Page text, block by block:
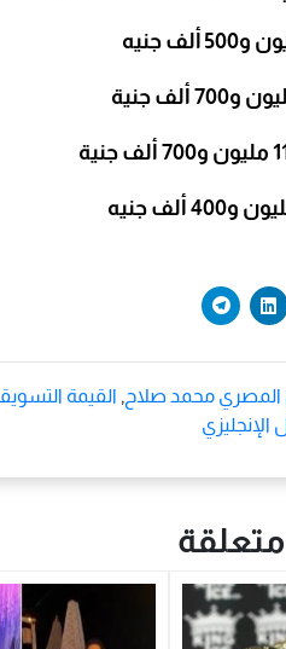
المصري محمد صلاح , القيمة
الإنجليزي